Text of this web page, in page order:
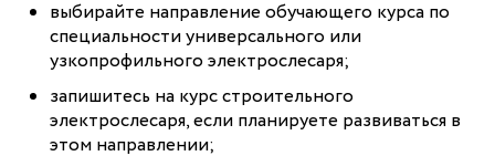
выбирайте направление обучающего курса по
специальности универсального или
узкопрофильного электрослесаря;
запишитесь на курс строительного
электрослесаря, если планируете развиваться в
этом направлении;